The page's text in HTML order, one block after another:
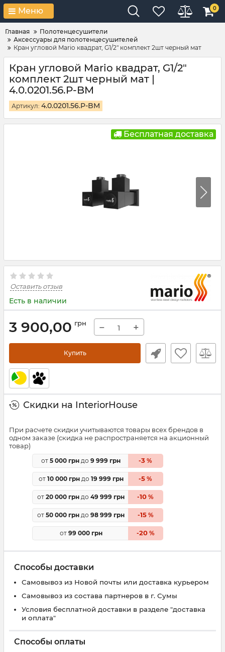
Меню 0
Главная
Полотенцесушители
Аксессуары для полотенцесушителей
Кран угловой Mario квадрат, G1/2" комплект 2шт черный мат
Кран угловой Mario квадрат, G1/2"
комплект 2шт черный мат |
4.0.0201.56.P-BM
Артикул: 4.0.0201.56.P-BM
Бесплатная доставка
Оставить отзыв
Есть в наличии
3 900,00 грн − +
Купить
Скидки на InteriorHouse
При расчете скидки учитываются товары всех брендов в
одном заказе (скидка не распространяется на акционный
товар)
от 5 000 грн до 9 999 грн -3 %
от 10 000 грндо 19 999 грн -5 %
от 20 000 грн до 49 999 грн -10 %
от 50 000 грн до 98 999 грн -15%
от 99 000 грн -20%
Способы доставки
Самовывоз из Новой почты или доставка курьером
Самовывоз из состава партнеров в г. Сумы
Условия бесплатной доставки в разделе "доставка
и оплата"
Способы оплаты